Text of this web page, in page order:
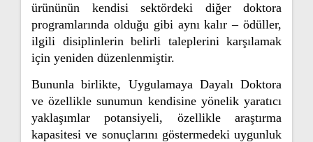
ürününün kendisi sektördeki diğer doktora
programlarında olduğu gibi aynı kalır – ödüller,
ilgili disiplinlerin belirli taleplerini karşılamak
için yeniden düzenlenmiştir.
Bununla birlikte, Uygulamaya Dayalı Doktora
ve özellikle sunumun kendisine yönelik yaratıcı
yaklaşımlar potansiyeli, özellikle araştırma
kapasitesi ve sonuçlarını göstermedeki uygunluk